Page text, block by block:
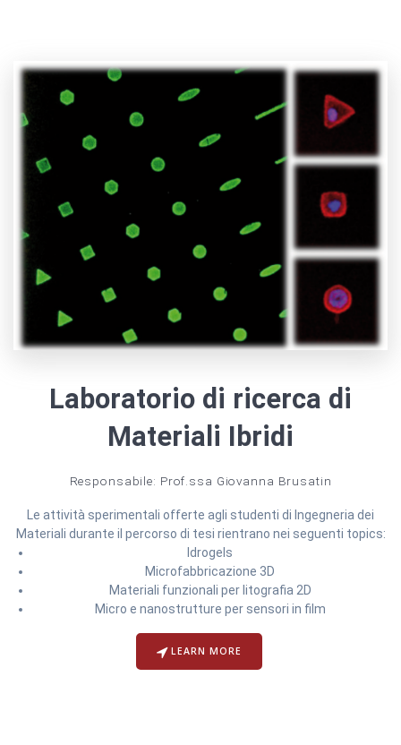
Laboratorio di ricerca di
Materiali Ibridi
Responsabile: Prof.ssa Giovanna Brusatin
Le attività sperimentali offerte agli studenti di Ingegneria dei
Materiali durante il percorso di tesi rientrano nei seguenti topics:
Idrogels
Microfabbricazione 3D
Materiali funzionali per litografia 2D
Micro e nanostrutture per sensori in film
LEARN MORE